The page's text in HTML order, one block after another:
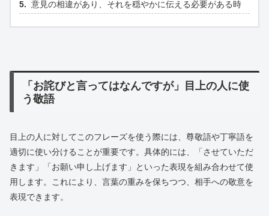
意見の相違があり、それを穏やかに伝える必要がある時
「お詫びと言ってはなんですが」目上の人に使
う敬語
目上の人に対してこのフレーズを使う際には、尊敬語や丁寧語を
適切に使い分けることが重要です。具体的には、「させていただ
きます」「お願い申し上げます」といった表現を組み合わせて使
用します。これにより、言葉の重みを保ちつつ、相手への敬意を
表現できます。